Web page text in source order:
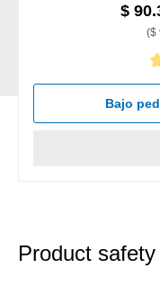
$
($
Calificación
Bajo
Product safety